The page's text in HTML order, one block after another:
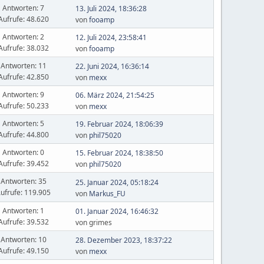
Antworten: 7
48.620
13. Juli 2024, 18:36:28
vonfooamp
Antworten: 2
38.032
12. Juli 2024, 23:58:41
vonfooamp
Antworten: 11
42.850
22. Juni 2024, 16:36:14
von mexx
Antworten: 9
50.233
06. März 2024, 21:54:25
von mexx
Antworten: 5
44.800
19. Februar 2024, 18:06:39
von phil75020
Antworten: 0
39.452
15. Februar 2024, 18:38:50
von phil75020
Antworten: 35
119.905
25. Januar 2024, 05:18:24
von Markus_FU
Antworten: 1
39.532
01. Januar 2024, 16:46:32
von grimes
Antworten: 10
49.150
28. Dezember 2023, 18:37:22
von mexx